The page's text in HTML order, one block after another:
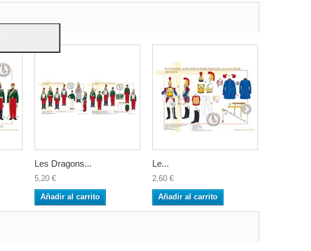
Les Dragons...
5,20 €
Añadir al carrito
Le...
2,60 €
Añadir al carrito